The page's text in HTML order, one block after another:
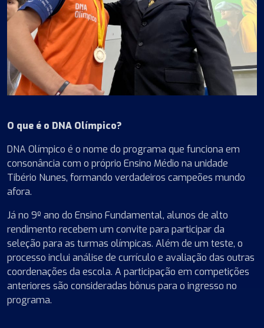
O que é o DNA Olímpico?
DNA Olímpico é o nome do programa que funciona em
consonância com o próprio Ensino Médio na unidade
Tibério Nunes, formando verdadeiros campeões mundo
afora.
Já no 9º ano do Ensino Fundamental, alunos de alto
rendimento recebem um convite para participar da
seleção para as turmas olímpicas. Além de um teste, o
processo inclui análise de currículo e avaliação das outras
coordenações da escola. A participação em competições
anteriores são consideradas bônus para o ingresso no
programa.